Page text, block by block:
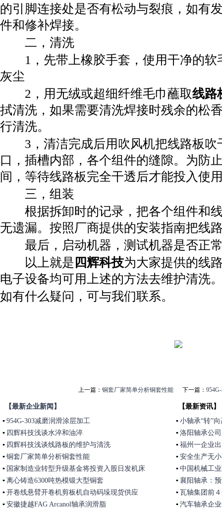
的引脚连接处是否有松动与裂痕，如有
件和修补焊接。
二，清洗
1，先带上橡胶手套，使用干净的软
灰尘
2，用无绒或超细纤维毛巾蘸取线路
拭清洗，如果需要清洗焊接时残余的松
行清洗。
3，清洁完成后用吹风机把线路板吹
口，插槽内部，各个组件的缝隙。为防
间，等待线路板完全干透后才能投入使
三，组装
根据拆卸时的记录，把各个组件和线
无遗漏。按照厂商提供的安装指南把线
最后，启动机器，测试机器是否正
以上就是 四辉科技为大家提供的线
电子设备均可用上述的方法去维护清洗
如有什么疑问，可与我们联系。
上一篇：铜套厂家简单分析铜套性能 下一篇：
【最新企业新闻】
▪ 954G-303减磨润滑涂层加工
▪ 四辉科技浅谈水淬和油淬
▪ 四辉科技浅谈线路板的维护与清洗
▪ 铜套厂家简单分析铜套性能
▪ 国家制造业转型升级基金将投资入股日发机床
▪ 离心铸造6300吨热模锻大型铜套
▪ 开卷线悬臂开卷机剪板机自动码垛现货供应
▪ 安徽捷越FAG Arcanol轴承润滑脂
【最新资讯】
▪ 小轴承“转”
▪ 洛阳轴承公
作
▪ 福州一企业
▪ 安全生产无
施
▪ 中国机械工
发
▪ 襄阳轴承：
▪ 瓦轴集团前
▪ 汽车轴承企